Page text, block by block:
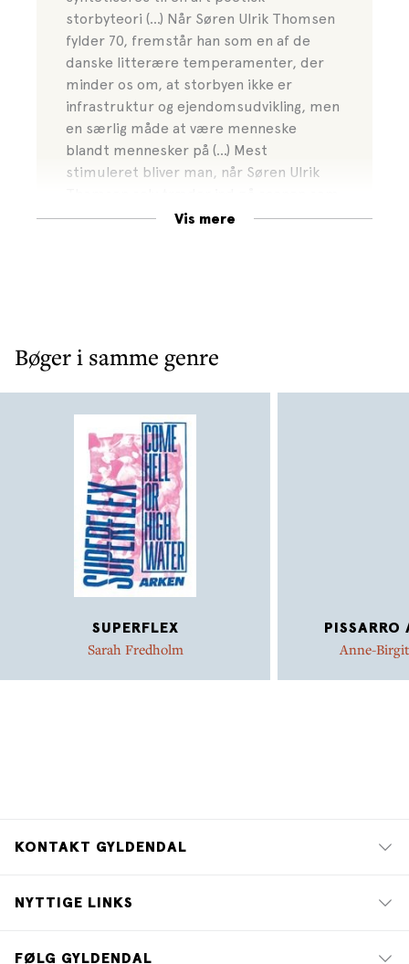
storbyteori (...) Når Søren Ulrik Thomsen
fylder 70, fremstår han som en af de
danske litterære temperamenter, der
minder os om, at storbyen ikke er
infrastruktur og ejendomsudvikling, men
en særlig måde at være menneske
blandt mennesker på (...) Mest
stimuleret bliver man, når Søren Ulrik
samtalepartner, vejviser og
Vis mere
Bøger i samme genre
SUPERFLEX
Sarah Fredholm
PISSARRO
Anne-
KONTAKT GYLDENDAL
NYTTIGE LINKS
FØLG GYLDENDAL